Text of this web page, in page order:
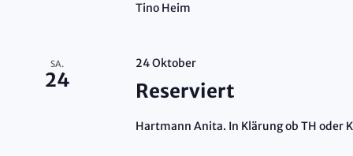
Tino Heim
SA.
24
24 Oktober
Reserviert
Hartmann Anita. In Klärung ob TH oder